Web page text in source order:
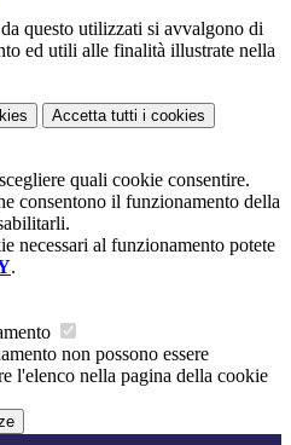
questo utilizzati si avvalgono di
ed utili alle finalità illustrate nella
Accetta tutti i cookies
quali cookie consentire.
consentono il funzionamento della
necessari al funzionamento potete
.
non possono essere
l'elenco nella pagina della cookie